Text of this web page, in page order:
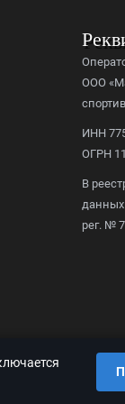
ООО
ИНН
ОГРН
В
данных
рег. №